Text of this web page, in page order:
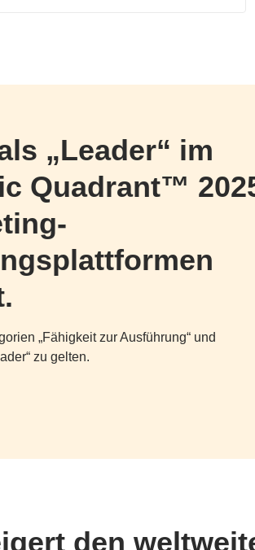
„Leader“ im
Quadrant™
„Fähigkeit zur Ausführung“ und
zu gelten.
den